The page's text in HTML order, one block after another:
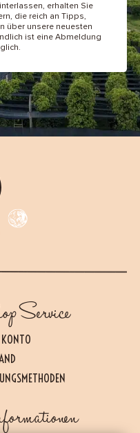
erhalten Sie
die reich an Tipps,
über unsere neuesten
ist eine Abmeldung
Service
FUNKTIONIEREN DER WEBSITE